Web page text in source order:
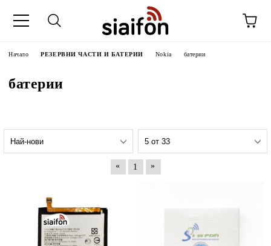
Начало РЕЗЕРВНИ ЧАСТИ И БАТЕРИИ Nokia батерии
батерии
« 1 »